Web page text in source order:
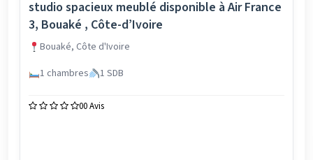
studio spacieux meublé disponible à Air France
3, Bouaké , Côte-d’Ivoire
Bouaké, Côte d'Ivoire
1 chambres
1 SDB
00 Avis